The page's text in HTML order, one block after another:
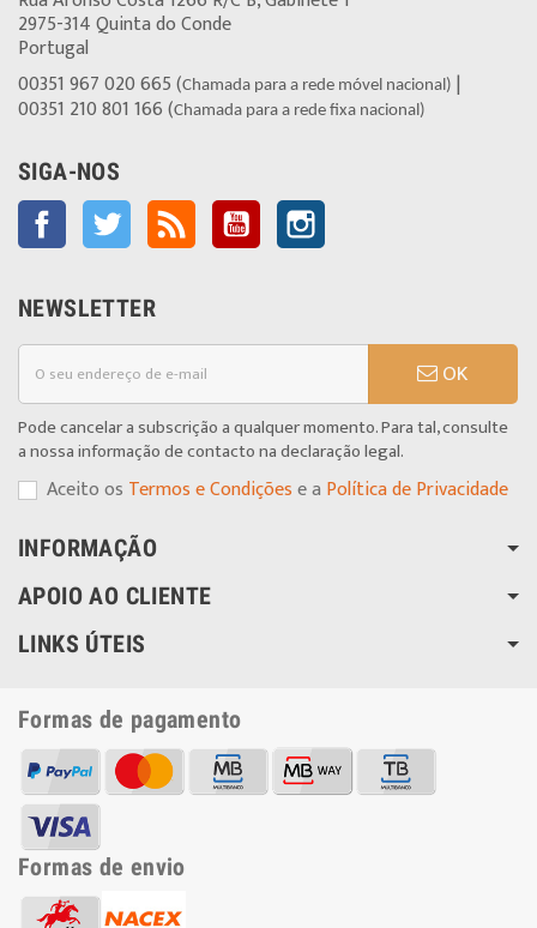
2975-314 Quinta do Conde
Portugal
00351 967 020 665 (Chamada para a rede móvel nacional) |
00351 210 801 166 (Chamada para a rede fixa nacional)
SIGA-NOS
Facebook Twitter Rss YouTube
NEWSLETTER
OK
Pode cancelar a subscrição a qualquer momento. Para tal, consulte
a nossa informação de contacto na declaração legal.
Aceito os Termos e Condiçõese a Política de Privacidade
INFORMAÇÃO
APOIO AO CLIENTE
LINKS ÚTEIS
Formas de pagamento
Formas de envio